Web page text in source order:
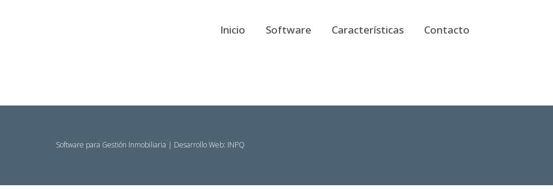
Inicio Software Características Contacto
Software para Gestión Inmobiliaria | Desarrollo Web: INPQ